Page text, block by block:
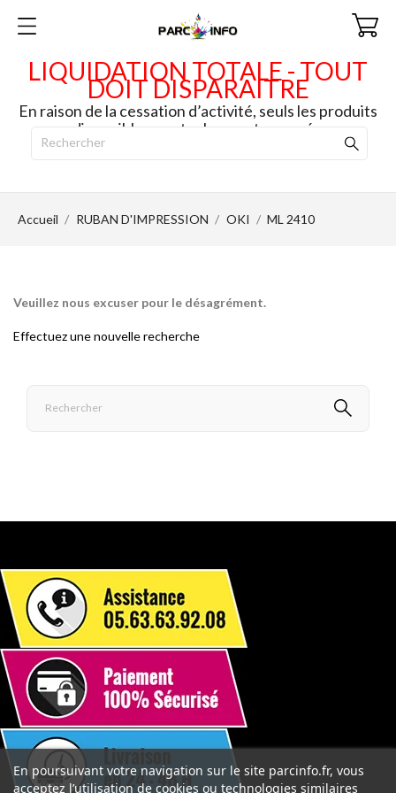
LIQUIDATION TOTALE - TOUT
DOIT DISPARAITRE
En raison de la cessation d’activité, seuls les produits
disponibles en stock seront envoyés.
Accueil RUBAN D'IMPRESSION OKI ML 2410
Veuillez nous excuser pour le désagrément.
Effectuez une nouvelle recherche
En poursuivant votre navigation sur le site parcinfo.fr, vous
acceptez l’utilisation de cookies ou technologies similaires